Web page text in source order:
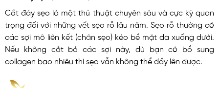
Cắt đáy sẹo là một thủ thuật chuyên sâu và cực kỳ quan
trọng đối với những vết sẹo rỗ lâu năm. Sẹo rỗ thường có
các sợi mô liên kết (chân sẹo) kéo bề mặt da xuống dưới.
Nếu không cắt bỏ các sợi này, dù bạn có bổ sung
collagen bao nhiêu thì sẹo vẫn không thể đầy lên được.